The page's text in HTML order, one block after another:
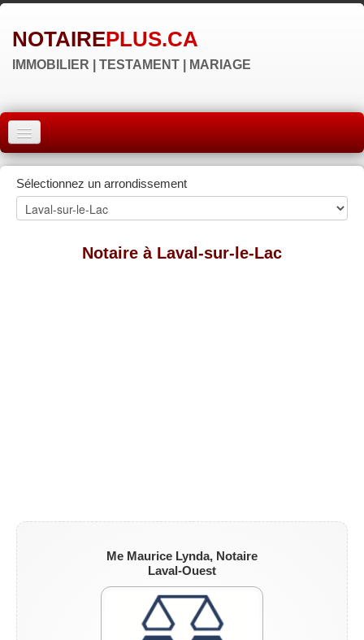
NOTAIREPLUS.CA
IMMOBILIER | TESTAMENT | MARIAGE
ACCUEIL
MONTRÉAL
QUÉBEC
Sélectionnez un arrondissement
Notaire à Laval-sur-le-Lac
Me Maurice Lynda, Notaire
Laval-Ouest